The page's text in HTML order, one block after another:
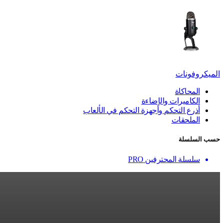
الميكروفونات
المحاكاة
الكاميرات والإضاءة
أذرع التحكم وأجهزة التحكم في الألعاب
الملحقات
حسب السلسلة
سلسلة المحترفين PRO